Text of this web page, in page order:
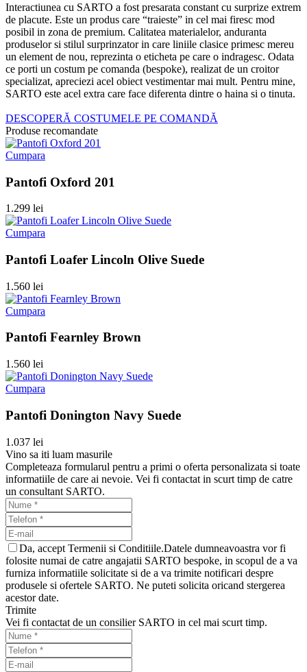
Interactiunea cu SARTO a fost presarata constant cu surprize extrem
de placute. Este un produs care “traieste” in cel mai firesc mod
posibil in zona de premium. Calitatea materialelor, anduranta
produselor si stilul surprinzator in care liniile clasice primesc mereu
un element de nou, reprezinta o eticheta pe care o indragesc. Odata
ce porti un costum pe comanda (bespoke), realizat de un croitor
specializat, apreciezi acel obiect vestimentar mai mult. Pentru mine,
SARTO este acel extra care face diferenta dintre o haina si o tinuta.
DESCOPERĂ COSTUMELE PE COMANDĂ
Produse recomandate
Cumpara
Pantofi Oxford 201
1.299 lei
Cumpara
Pantofi Loafer Lincoln Olive Suede
1.560 lei
Cumpara
Pantofi Fearnley Brown
1.560 lei
Cumpara
Pantofi Donington Navy Suede
1.037 lei
Vino sa iti luam masurile
Completeaza formularul pentru a primi o oferta personalizata si toate
informatiile de care ai nevoie. Vei fi contactat in scurt timp de catre
un consultant SARTO.
Da, accept Termenii si Conditiile.Datele dumneavoastra vor fi
folosite numai de catre angajatii SARTO bespoke, in scopul de a va
furniza informatiile solicitate si de a va trimite notificari despre
produsele si ofertele SARTO. Ne puteti solicita oricand stergerea
acestor date.
Trimite
Vei fi contactat de un consilier SARTO in cel mai scurt timp.